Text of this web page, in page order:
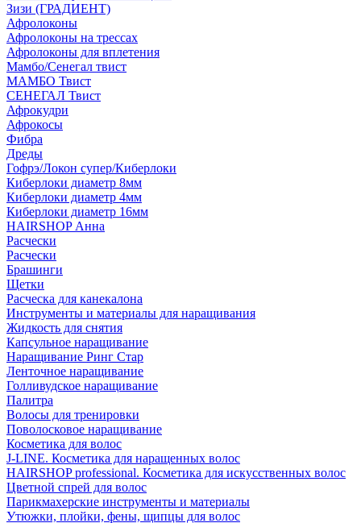
Зизи (ГРАДИЕНТ)
Афролоконы
Афролоконы на трессах
Афролоконы для вплетения
Мамбо/Сенегал твист
МАМБО Твист
СЕНЕГАЛ Твист
Афрокудри
Афрокосы
Фибра
Дреды
Гофрэ/Локон супер/Киберлоки
Киберлоки диаметр 8мм
Киберлоки диаметр 4мм
Киберлоки диаметр 16мм
HAIRSHOP Анна
Расчески
Расчески
Брашинги
Щетки
Расческа для канекалона
Инструменты и материалы для наращивания
Жидкость для снятия
Капсульное наращивание
Наращивание Ринг Стар
Ленточное наращивание
Голливудское наращивание
Палитра
Волосы для тренировки
Поволосковое наращивание
Косметика для волос
J-LINE. Косметика для наращенных волос
HAIRSHOP professional. Косметика для искусственных волос
Цветной спрей для волос
Парикмахерские инструменты и материалы
Утюжки, плойки, фены, щипцы для волос